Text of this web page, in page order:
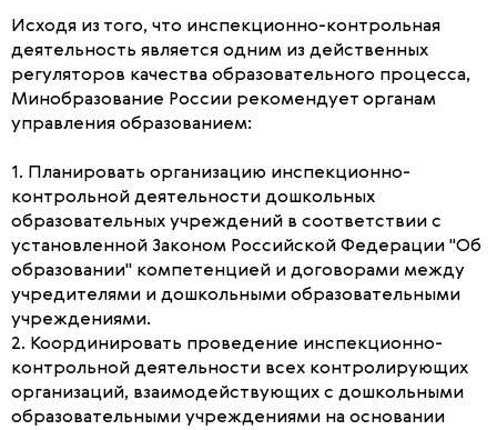
Исходя из того, что инспекционно-контрольная
деятельность является одним из действенных
регуляторов качества образовательного процесса,
Минобразование России рекомендует органам
управления образованием:
1. Планировать организацию инспекционно-
контрольной деятельности дошкольных
образовательных учреждений в соответствии с
установленной Законом Российской Федерации "Об
образовании" компетенцией и договорами между
учредителями и дошкольными образовательными
учреждениями.
2. Координировать проведение инспекционно-
контрольной деятельности всех контролирующих
организаций, взаимодействующих с дошкольными
образовательными учреждениями на основании